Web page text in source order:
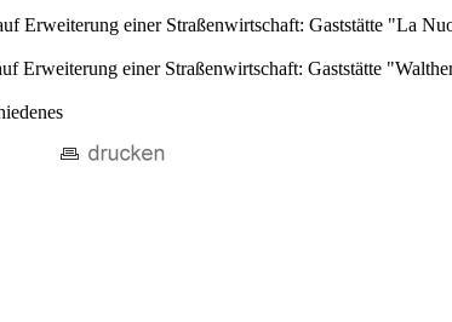
Erweiterung einer Straßenwirtschaft: Gaststätte "La
Erweiterung einer Straßenwirtschaft: Gaststätte